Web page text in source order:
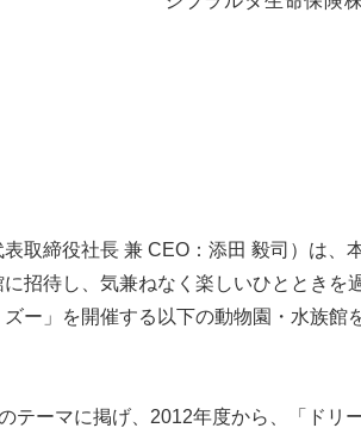
取締役社長 兼 CEO：添田 毅司）は、本
招待し、気兼ねなく楽しいひとときを
ー」を開催する以下の動物園・水族館
テーマに掲げ、2012年度から、「ドリ